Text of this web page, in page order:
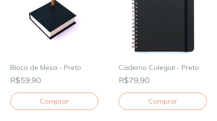
Bloco de Mesa - Preto
R$59,90
Caderno Colegial - Preto
R$79,90
Comprar